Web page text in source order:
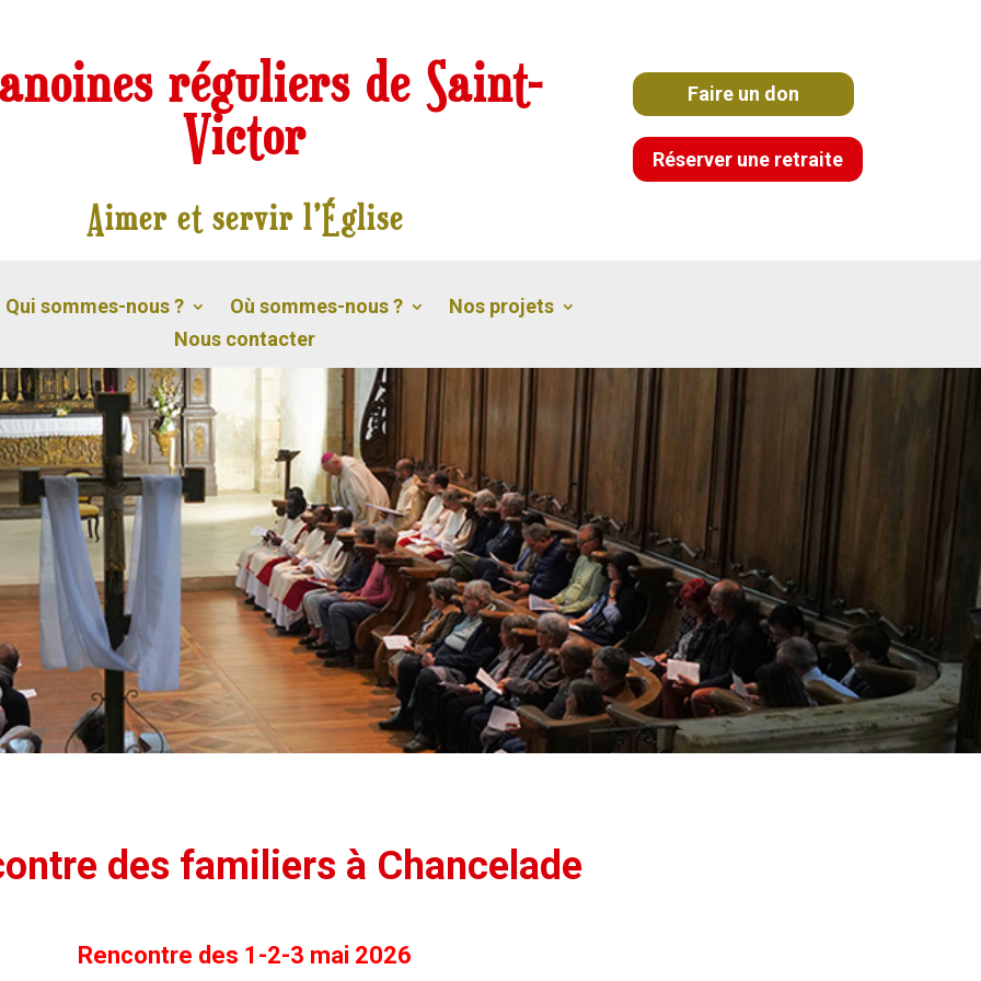
réguliers de Saint-
Victor
Aimer et servir l’Église
Faire un don
Réserver une retraite
Qui sommes-nous ? Où sommes-nous ?
Nos projets
Nous contacter
des familiers à Chancelade
Rencontre des 1-2-3 mai 2026